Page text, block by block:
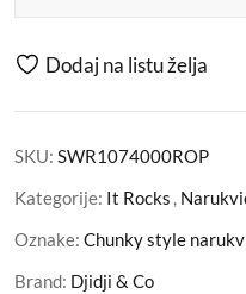
Dodaj na listu želja
SKU: SWR1074000ROP
Kategorije: It Rocks ,
Oznake: Chunky style
Brand: Djidji & Co